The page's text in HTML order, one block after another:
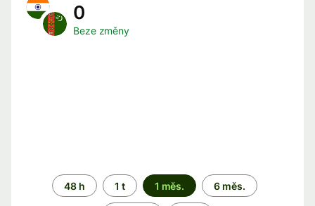
0
Beze změny
Časové
období
48 h 1 t 1 měs. 6 měs.